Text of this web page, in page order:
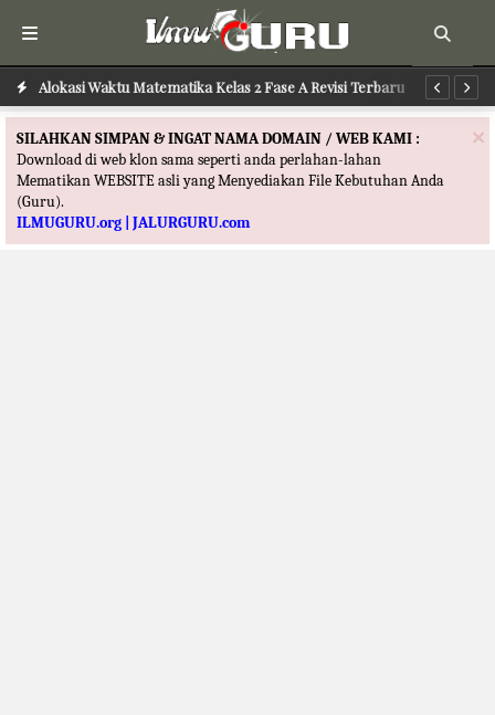
Alokasi Waktu Matematika Kelas 2 Fase A Revisi Terbaru
Alokasi Waktu Bahasa Indonesia Kelas 2 Fase A Revisi Terbaru
×
SILAHKAN SIMPAN & INGAT NAMA DOMAIN / WEB KAMI :
Download di web klon sama seperti anda perlahan-lahan
Mematikan WEBSITE asli yang Menyediakan File Kebutuhan Anda
(Guru).
ILMUGURU.org | JALURGURU.com